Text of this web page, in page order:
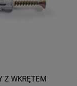
Z WKRĘTEM